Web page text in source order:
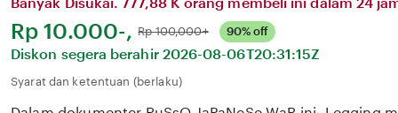
Harga:
Rp 10.000-, Normal:
Rp 100,000+ 90% off
Diskon segera berahir 2026-08-06T20:31:15Z
Syarat dan ketentuan (berlaku)